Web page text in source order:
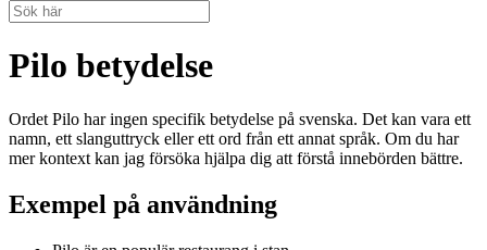
Pilo betydelse
Ordet Pilo har ingen specifik betydelse på svenska. Det kan vara ett
namn, ett slanguttryck eller ett ord från ett annat språk. Om du har
mer kontext kan jag försöka hjälpa dig att förstå innebörden bättre.
Exempel på användning